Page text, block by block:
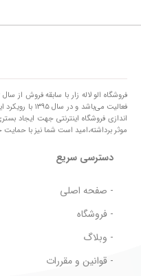
فعالیت
اندازی فروشگاه اینترنتی جهت ایجاد
موثر برداشته،امید است شما نیز با حمایت
دسترسی سریع
- صفحه اصلی
- فروشگاه
- وبلاگ
- قوانین و مقررات